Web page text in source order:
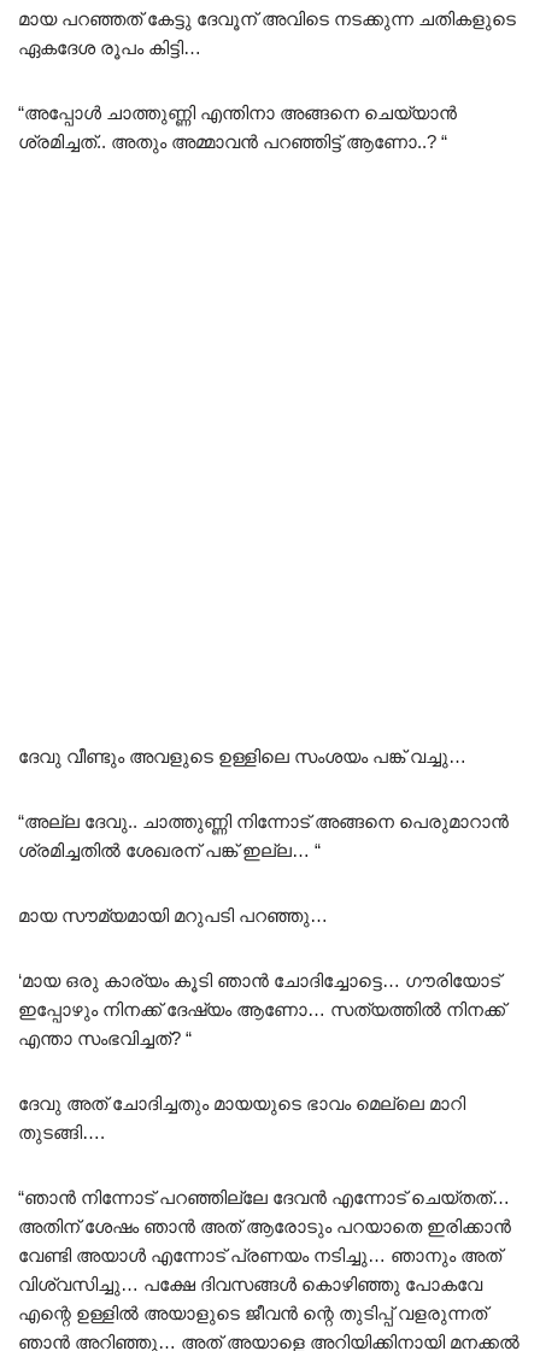
മായ പറഞ്ഞത് കേട്ടു ദേവൂന് അവിടെ നടക്കുന്ന ചതികളുടെ
ഏകദേശ രൂപം കിട്ടി…
“അപ്പോൾ ചാത്തുണ്ണി എന്തിനാ അങ്ങനെ ചെയ്യാൻ
ശ്രമിച്ചത്.. അതും അമ്മാവൻ പറഞ്ഞിട്ട് ആണോ..? “
ദേവു വീണ്ടും അവളുടെ ഉള്ളിലെ സംശയം പങ്ക്‌ വച്ചു…
“അല്ല ദേവു.. ചാത്തുണ്ണി നിന്നോട് അങ്ങനെ പെരുമാറാൻ
ശ്രമിച്ചതിൽ ശേഖരന് പങ്ക്‌ ഇല്ല… “
മായ സൗമ്യമായി മറുപടി പറഞ്ഞു…
‘മായ ഒരു കാര്യം കൂടി ഞാൻ ചോദിച്ചോട്ടെ… ഗൗരിയോട്
ഇപ്പോഴും നിനക്ക് ദേഷ്യം ആണോ… സത്യത്തിൽ നിനക്ക്
എന്താ സംഭവിച്ചത്? “
ദേവു അത് ചോദിച്ചതും മായയുടെ ഭാവം മെല്ലെ മാറി
തുടങ്ങി….
“ഞാൻ നിന്നോട് പറഞ്ഞില്ലേ ദേവൻ എന്നോട് ചെയ്തത്…
അതിന് ശേഷം ഞാൻ അത് ആരോടും പറയാതെ ഇരിക്കാൻ
വേണ്ടി അയാൾ എന്നോട് പ്രണയം നടിച്ചു… ഞാനും അത്
വിശ്വസിച്ചു… പക്ഷേ ദിവസങ്ങൾ കൊഴിഞ്ഞു പോകവേ
എന്റെ ഉള്ളിൽ അയാളുടെ ജീവൻ ന്റെ തുടിപ്പ് വളരുന്നത്
ഞാൻ അറിഞ്ഞു… അത് അയാളെ അറിയിക്കിനായി മനക്കൽ